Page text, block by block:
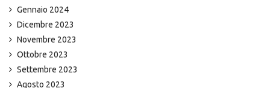
Gennaio 2024
Dicembre 2023
Novembre 2023
Ottobre 2023
Settembre 2023
Agosto 2023